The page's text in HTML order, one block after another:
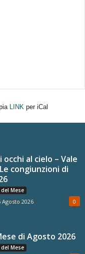
LINK per iCal
occhi al cielo – Vale
congiunzioni di
Mese
Agosto 2026 0
di Agosto 2026
Mese